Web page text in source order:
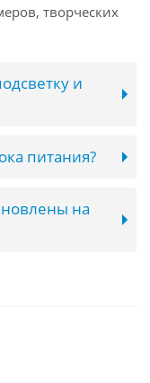
творческих
и
питания?
на